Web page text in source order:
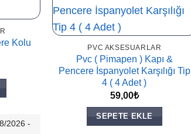
Kolu
2026 -
PVC AKSESUARLAR
Pvc ( Pimapen ) Kapı &
Pencere İspanyolet Karşılığı Tip
4 ( 4 Adet )
59,00₺
SEPETE EKLE